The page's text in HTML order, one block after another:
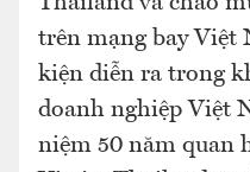
trên mạng bay Việt
kiện diễn ra trong
doanh nghiệp Việt
niệm 50 năm quan